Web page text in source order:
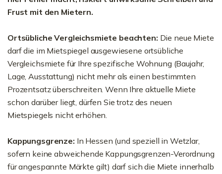
Frust mit den Mietern.
Ortsübliche Vergleichsmiete beachten: Die neue Miete
darf die im Mietspiegel ausgewiesene ortsübliche
Vergleichsmiete für Ihre spezifische Wohnung (Baujahr,
Lage, Ausstattung) nicht mehr als einen bestimmten
Prozentsatz überschreiten. Wenn Ihre aktuelle Miete
schon darüber liegt, dürfen Sie trotz des neuen
Mietspiegels nicht erhöhen.
Kappungsgrenze: In Hessen (und speziell in Wetzlar,
sofern keine abweichende Kappungsgrenzen-Verordnung
für angespannte Märkte gilt) darf sich die Miete innerhalb